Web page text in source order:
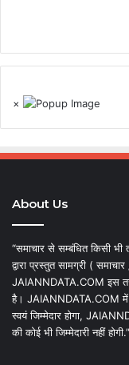
×
About Us
“समाचार से सम्बंधित किसी
द्वारा प्रस्तुत सामग्री (
JAIANNDATA.COM इस
है। JAIANNDATA.COM में
स्वयं जिम्मेदार होगा,
की कोई भी जिम्मेदारी नहीं होगी.”